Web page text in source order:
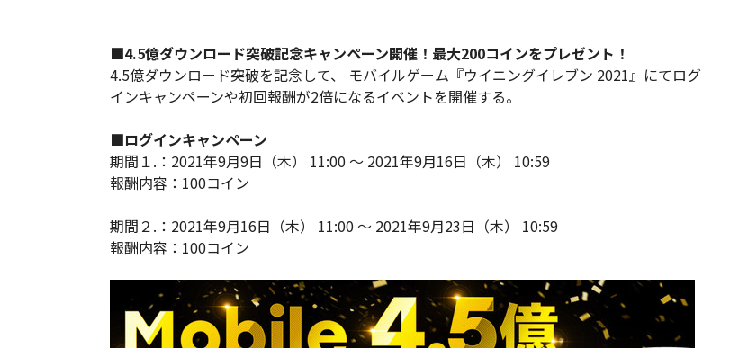
■4.5億ダウンロード突破記念キャンペーン開催！最大200コインをプレゼント！
4.5億ダウンロード突破を記念して、 モバイルゲーム『ウイニングイレブン 2021』にてログ
インキャンペーンや初回報酬が2倍になるイベントを開催する。
■ログインキャンペーン
期間１.：2021年9月9日（木） 11:00 ～ 2021年9月16日（木） 10:59
報酬内容：100コイン
期間２.：2021年9月16日（木） 11:00 ～ 2021年9月23日（木） 10:59
報酬内容：100コイン